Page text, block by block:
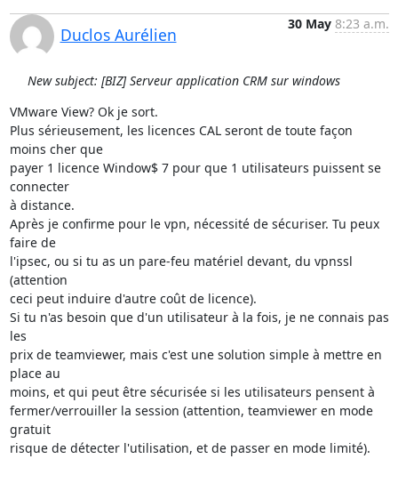
Duclos Aurélien
30 May 8:23 a.m.
New subject: [BIZ] Serveur application CRM sur windows
VMware View? Ok je sort.
Plus sérieusement, les licences CAL seront de toute façon
moins cher que
payer 1 licence Window$ 7 pour que 1 utilisateurs puissent se
connecter
à distance.
Après je confirme pour le vpn, nécessité de sécuriser. Tu peux
faire de
l'ipsec, ou si tu as un pare-feu matériel devant, du vpnssl
(attention
ceci peut induire d'autre coût de licence).
Si tu n'as besoin que d'un utilisateur à la fois, je ne connais pas
les
prix de teamviewer, mais c'est une solution simple à mettre en
place au
moins, et qui peut être sécurisée si les utilisateurs pensent à
fermer/verrouiller la session (attention, teamviewer en mode
gratuit
risque de détecter l'utilisation, et de passer en mode limité).